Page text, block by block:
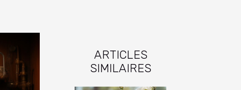
ARTICLES
SIMILAIRES